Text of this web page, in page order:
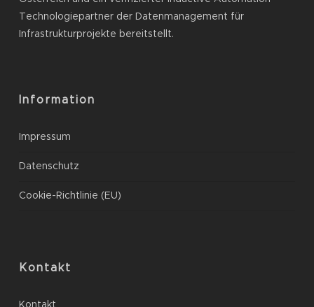
Technologiepartner der Datenmanagement für
Infrastrukturprojekte bereitstellt.
Information
Impressum
Datenschutz
Cookie-Richtlinie (EU)
Kontakt
Kontakt